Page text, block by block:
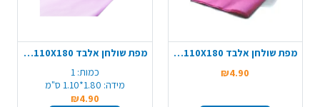
מפת שולחן אלבד 110X180 - ורוד פוקסיה
₪4.90
מפת שולחן אלבד 110X180 - סגול לילך
כמות: 1
מידה: 1.80*1.10 ס"מ
₪4.90